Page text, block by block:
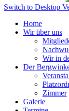
Switch to Desktop
Home
Wir über uns
Wir in
Der
Zimmer
Galerie